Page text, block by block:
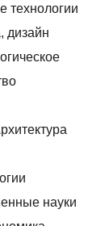
технологии
дизайн
науки